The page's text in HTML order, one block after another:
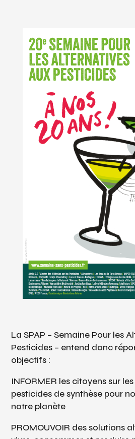
La SPAP – Semaine Pour les
Pesticides – entend donc
objectifs :
INFORMER les citoyens sur
pesticides de synthèse pour
notre planète
PROMOUVOIR des solutions